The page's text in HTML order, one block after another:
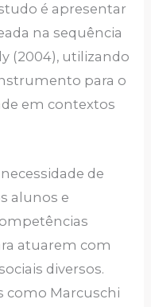
é apresentar
na sequência
(2004), utilizando
para o
em contextos
de
alunos e
atuarem com
diversos.
como Marcuschi